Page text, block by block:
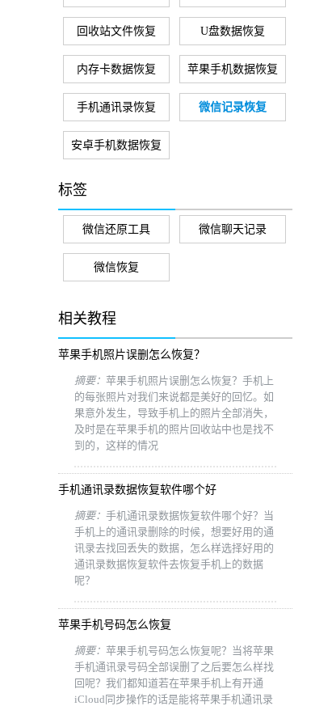
回收站文件恢复 U盘数据恢复
内存卡数据恢复 苹果手机数据恢复
手机通讯录恢复 微信记录恢复
安卓手机数据恢复
标签
微信还原工具 微信聊天记录
微信恢复
相关教程
苹果手机照片误删怎么恢复？
摘要： 苹果手机照片误删怎么恢复？手机上
的每张照片对我们来说都是美好的回忆。如
果意外发生，导致手机上的照片全部消失，
及时是在苹果手机的照片回收站中也是找不
到的，这样的情况
手机通讯录数据恢复软件哪个好
摘要： 手机通讯录数据恢复软件哪个好？当
手机上的通讯录删除的时候，想要好用的通
讯录去找回丢失的数据，怎么样选择好用的
通讯录数据恢复软件去恢复手机上的数据
呢？
苹果手机号码怎么恢复
摘要： 苹果手机号码怎么恢复呢？当将苹果
手机通讯录号码全部误删了之后要怎么样找
回呢？我们都知道若在苹果手机上有开通
iCloud同步操作的话是能将苹果手机通讯录